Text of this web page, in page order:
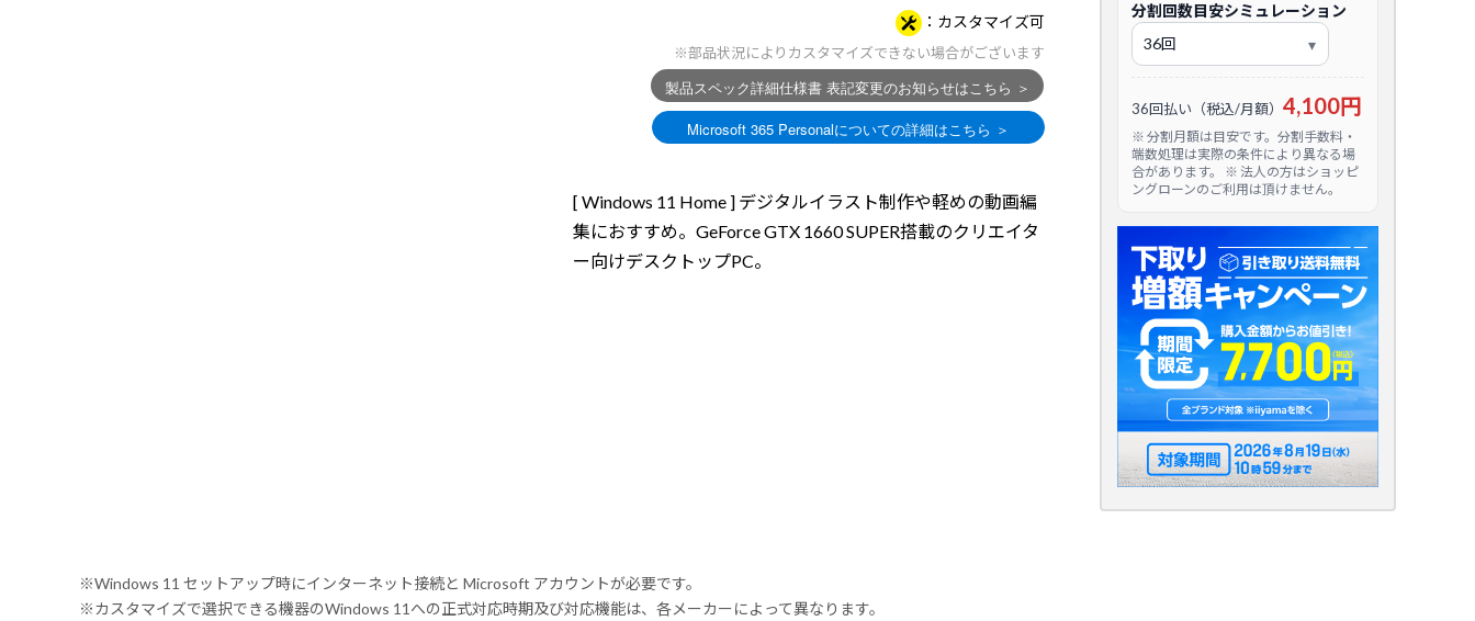
カスタマイズ可
※部品状況によりカスタマイズできない場合がございます
[ Windows 11 Home ] デジタルイラスト制作や軽めの動画編
集におすすめ。GeForce GTX 1660 SUPER搭載のクリエイタ
ー向けデスクトップPC。
分割回数目安シミュレーション
36回払い（税込/月額） 4,100円
※ 分割月額は目安です。分割手数料・
端数処理は実際の条件により異なる場
合があります。 ※ 法人の方はショッピ
ングローンのご利用は頂けません。
※Windows 11 セットアップ時にインターネット接続と Microsoft アカウントが必要です。
※カスタマイズで選択できる機器のWindows 11への正式対応時期及び対応機能は、各メーカーによって異なります。